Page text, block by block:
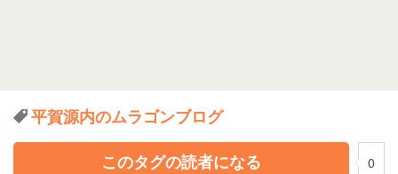
平賀源内のムラゴンブログ
このタグの読者になる
0